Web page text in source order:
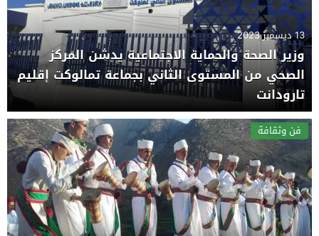
13 ديسمبر 2023
وزير الصحة والحماية الاجتماعية يدشن المركز
الصحي من المستوى الثاني بجماعة تمالوكت إقليم
تارودانت
فن وثقافة